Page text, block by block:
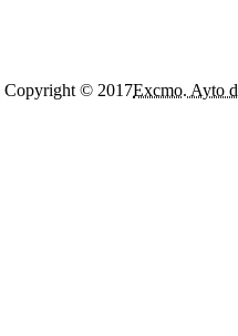
Copyright © 2017Excmo. Ayto